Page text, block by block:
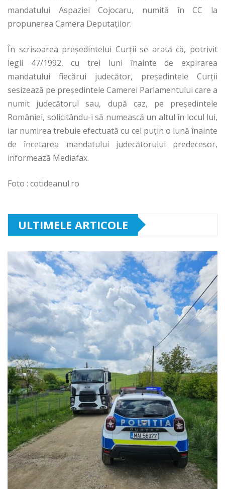
mandatului Aspaziei Cojocaru, numită în CC la
propunerea Camera Deputaţilor.
În scrisoarea preşedintelui Curţii se arată că, potrivit
legii 47/1992, cu trei luni înainte de expirarea
mandatului fiecărui judecător, preşedintele Curţii
sesizează pe preşedintele Camerei Parlamentului care a
numit judecătorul sau, după caz, pe preşedintele
României, solicitându-i să numească un altul în locul lui,
iar numirea trebuie efectuată cu cel puţin o lună înainte
de încetarea mandatului judecătorului predecesor,
informează Mediafax.
Foto : cotideanul.ro
ULTIMELE ARTICOLE